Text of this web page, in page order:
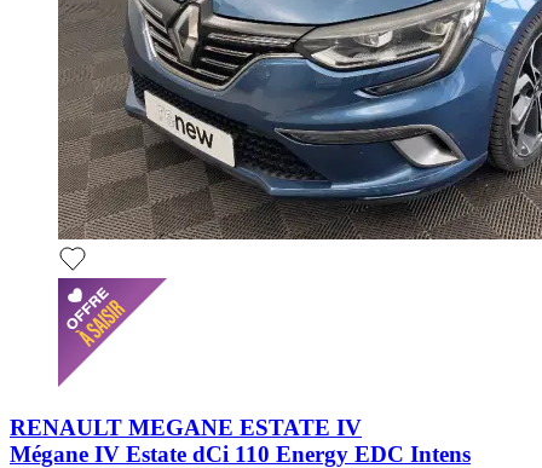
RENAULT MEGANE ESTATE IV
Mégane IV Estate dCi 110 Energy EDC Intens